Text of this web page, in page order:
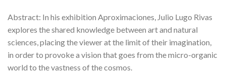
Abstract: In his exhibition Aproximaciones, Julio Lugo Rivas
explores the shared knowledge between art and natural
sciences, placing the viewer at the limit of their imagination,
in order to provoke a vision that goes from the micro-organic
world to the vastness of the cosmos.